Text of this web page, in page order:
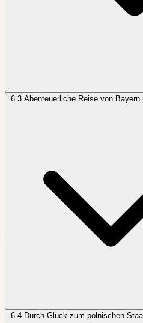
6.3 Abenteuerliche Reise von Bayern
6.4 Durch Glück zum polnischen